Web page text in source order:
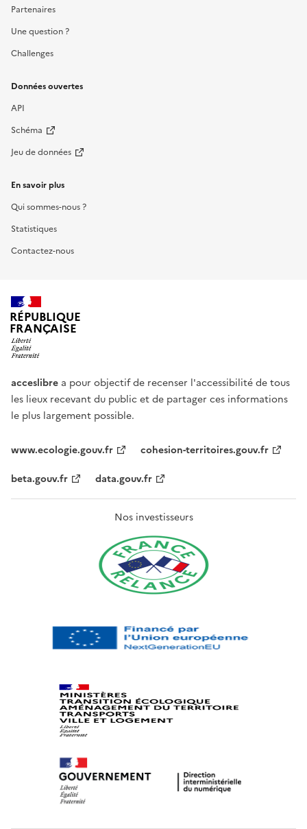
Partenaires
Une question ?
Challenges
Données ouvertes
API
Schéma
Jeu de données
En savoir plus
Qui sommes-nous ?
Statistiques
Contactez-nous
RÉPUBLIQUE
FRANÇAISE
acceslibre a pour objectif de recenser l'accessibilité de tous
les lieux recevant du public et de partager ces informations
le plus largement possible.
www.ecologie.gouv.fr
cohesion-territoires.gouv.fr
beta.gouv.fr
data.gouv.fr
Nos investisseurs